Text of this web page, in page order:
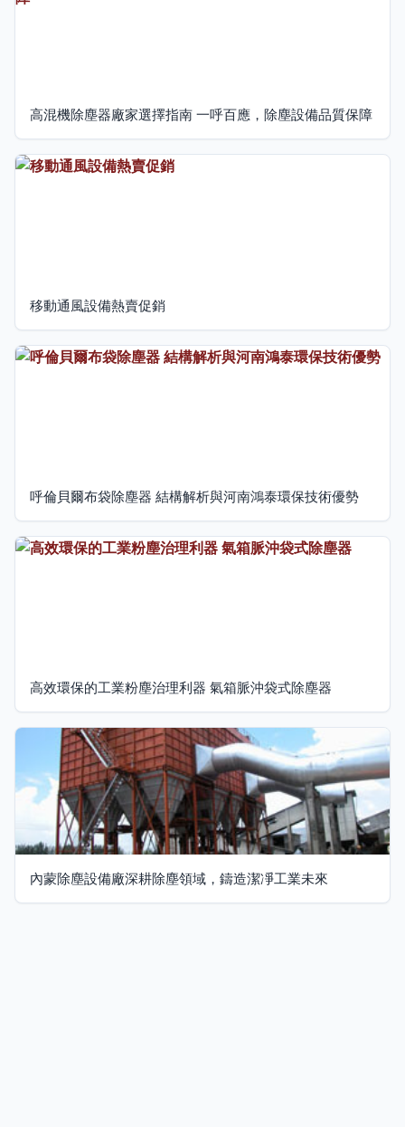
高混機除塵器廠家選擇指南 一呼百應，除塵設備品質保障
移動通風設備熱賣促銷
呼倫貝爾布袋除塵器 結構解析與河南鴻泰環保技術優勢
高效環保的工業粉塵治理利器 氣箱脈沖袋式除塵器
內蒙除塵設備廠深耕除塵領域，鑄造潔凈工業未來